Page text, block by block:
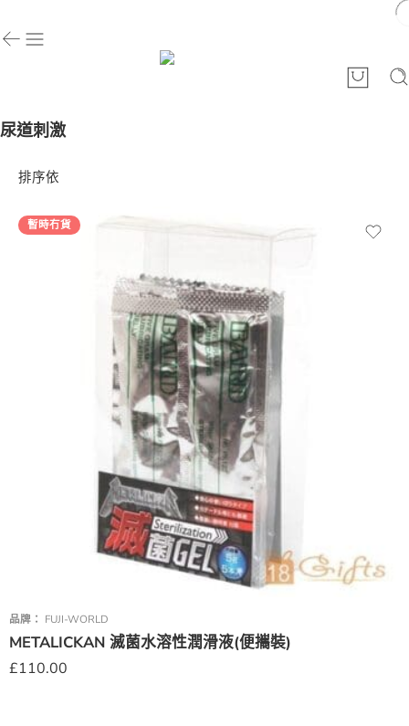
尿道刺激
排序依
暫時冇貨
品牌： FUJI-WORLD
METALICKAN 滅菌水溶性潤滑液(便攜裝)
£110.00